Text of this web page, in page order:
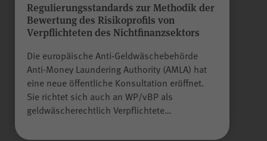
Regulierungsstandards zur Methodik der
Bewertung des Risikoprofils von
Verpflichteten des Nichtfinanzsektors
Die europäische Anti-Geldwäschebehörde
Anti-Money Laundering Authority (AMLA) hat
eine neue öffentliche Konsultation eröffnet.
Sie richtet sich auch an WP/vBP als
geldwäscherechtlich Verpflichtete…
des Mitgliederbereichs.